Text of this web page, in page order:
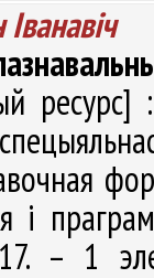
Iванавiч
ресурс]
і
– 1